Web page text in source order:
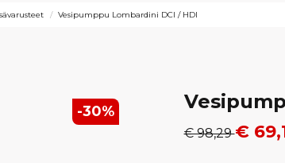
Vesipumppu Lombardini DCI / HDI
-30%
€ 98,29€